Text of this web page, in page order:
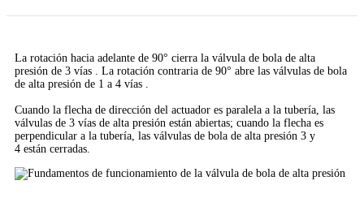
La rotación hacia adelante de 90° cierra la válvula de bola de alta
presión de 3 vías . La rotación contraria de 90° abre las válvulas de bola
de alta presión de 1 a 4 vías .
Cuando la flecha de dirección del actuador es paralela a la tubería, las
válvulas de 3 vías de alta presión están abiertas; cuando la flecha es
perpendicular a la tubería, las válvulas de bola de alta presión 3 y
4 están cerradas.